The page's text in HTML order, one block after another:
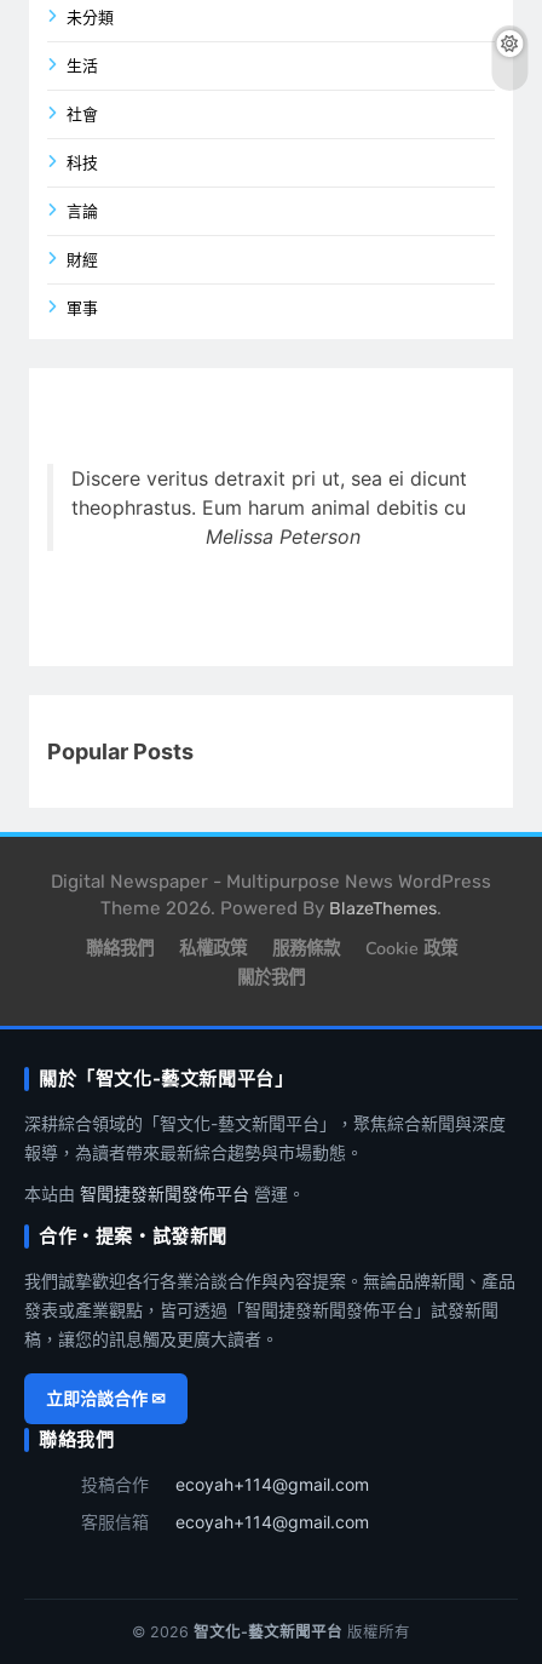
未分類
生活
社會
科技
言論
財經
軍事
Discere veritus detraxit pri ut, sea ei dicunt
theophrastus. Eum harum animal debitis cu
Melissa Peterson
Popular Posts
Digital Newspaper - Multipurpose News WordPress
Theme 2026. Powered By BlazeThemes.
聯絡我們 私權政策 服務條款
Cookie 政策
關於我們
關於「智文化-藝文新聞平台」
深耕綜合領域的「智文化-藝文新聞平台」，聚焦綜合新聞與深度
報導，為讀者帶來最新綜合趨勢與市場動態。
本站由 智聞捷發新聞發佈平台 營運。
合作・提案・試發新聞
我們誠摯歡迎各行各業洽談合作與內容提案。無論品牌新聞、產品
發表或產業觀點，皆可透過「智聞捷發新聞發佈平台」試發新聞
稿，讓您的訊息觸及更廣大讀者。
立即洽談合作 ✉
聯絡我們
投稿合作
ecoyah+114@gmail.com
客服信箱
ecoyah+114@gmail.com
© 2026 智文化-藝文新聞平台 版權所有